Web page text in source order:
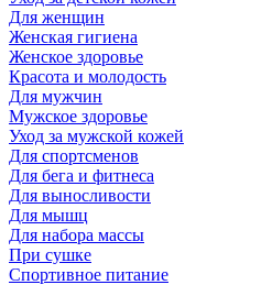
Для женщин
Женская гигиена
Женское здоровье
Красота и молодость
Для мужчин
Мужское здоровье
Уход за мужской кожей
Для спортсменов
Для бега и фитнеса
Для выносливости
Для мышц
Для набора массы
При сушке
Спортивное питание